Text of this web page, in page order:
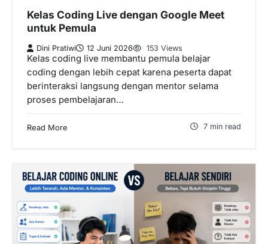
Kelas Coding Live dengan Google Meet
untuk Pemula
Dini Pratiwi 12 Juni 2026 153 Views
Kelas coding live membantu pemula belajar
coding dengan lebih cepat karena peserta dapat
berinteraksi langsung dengan mentor selama
proses pembelajaran…
Read More 7 min read